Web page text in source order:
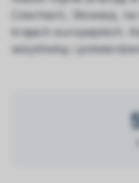
Czechach, Słowacji,
krajach europejskich.
wizytówką i